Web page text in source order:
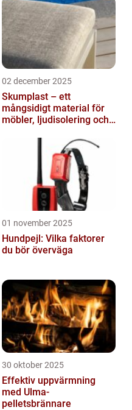
02 december 2025
Skumplast – ett
mångsidigt material för
möbler, ljudisolering och
01 november 2025
Hundpejl: Vilka faktorer
du bör överväga
30 oktober 2025
Effektiv uppvärmning
med Ulma-
pelletsbrännare